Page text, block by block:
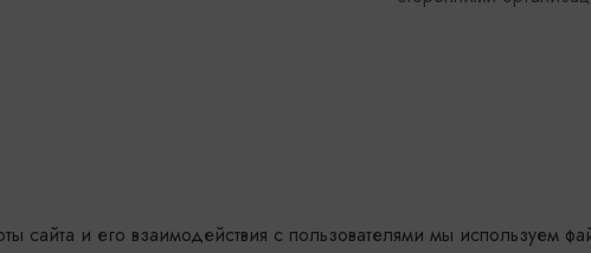
сайта и его взаимодействия с пользователями мы используем